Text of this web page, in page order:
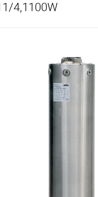
4,1100W